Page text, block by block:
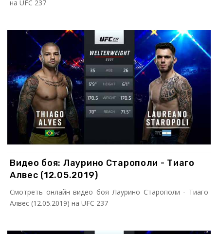
на UFC 237
Видео боя: Лаурино Старополи - Тиаго
Алвес (12.05.2019)
Смотреть онлайн видео боя Лаурино Старополи - Тиаго
Алвес (12.05.2019) на UFC 237